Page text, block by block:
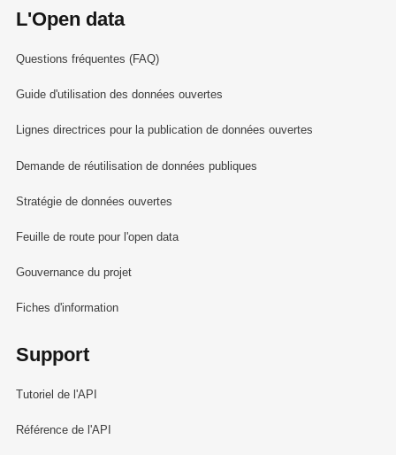
L'Open data
Questions fréquentes (FAQ)
Guide d'utilisation des données ouvertes
Lignes directrices pour la publication de données ouvertes
Demande de réutilisation de données publiques
Stratégie de données ouvertes
Feuille de route pour l'open data
Gouvernance du projet
Fiches d'information
Support
Tutoriel de l'API
Référence de l'API